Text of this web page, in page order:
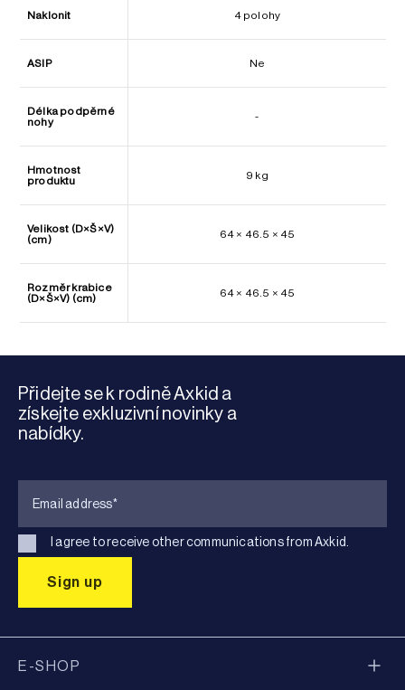
Naklonit 4 polohy
ASIP Ne
Délka podpěrné
nohy
-
Hmotnost
produktu
9 kg
Velikost (D×Š×V)
(cm)
64 × 46.5 × 45
Rozměr krabice
(D×Š×V) (cm)
64 × 46.5 × 45
Přidejte se k rodině Axkid a
získejte exkluzivní novinky a
nabídky.
I agree to receive other communications from Axkid.
E-SHOP